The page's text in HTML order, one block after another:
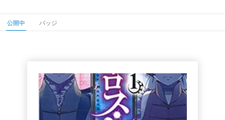
公開中 バッジ